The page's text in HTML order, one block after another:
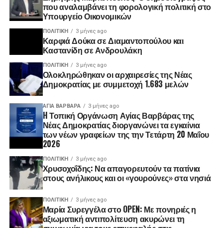
που αναλαμβάνει τη φορολογική πολιτική στο
Υπουργείο Οικονομικών
ΠΟΛΙΤΙΚΉ 3 μήνες ago
Καρφιά Δούκα σε Διαμαντοπούλου και
Καστανίδη σε Ανδρουλάκη
ΠΟΛΙΤΙΚΉ 3 μήνες ago
Ολοκληρώθηκαν οι αρχαιρεσίες της Νέας
Δημοκρατίας με συμμετοχή 1.683 μελών
ΑΓΙΑ ΒΑΡΒΑΡΑ 3 μήνες ago
H Τοπική Οργάνωση Αγίας Βαρβάρας της
Νέας Δημοκρατίας διοργανώνει τα εγκαίνια
των νέων γραφείων της την Τετάρτη 20 Μαΐου
2026
ΠΟΛΙΤΙΚΉ 3 μήνες ago
Χρυσοχοΐδης: Να απαγορευτούν τα πατίνια
στους ανήλικους και οι «γουρούνες» στα νησιά
ΠΟΛΙΤΙΚΉ 3 μήνες ago
Μαρία Συρεγγέλα στο OPEN: Με πονηριές η
αξιωματική αντιπολίτευση ακυρώνει τη